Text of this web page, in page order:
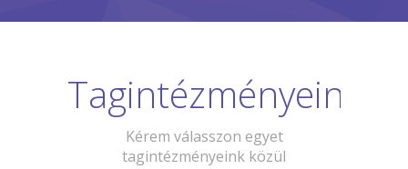
Tagintézményeink
Kérem válasszon egyet
tagintézményeink közül